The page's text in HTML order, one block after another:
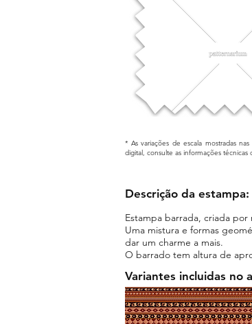
* As variações de escala mostradas
digital, consulte as informações técnicas
Descrição da estampa:
Estampa barrada, criada
Uma mistura e formas
dar um charme a mais.
O barrado tem altura de
Variantes incluidas no